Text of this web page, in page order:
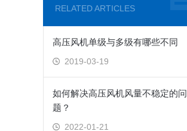
RELATED ARTICLES
高压风机单级与多级有哪些不同
2019-03-19
如何解决高压风机风量不稳定的问
题？
2022-01-21